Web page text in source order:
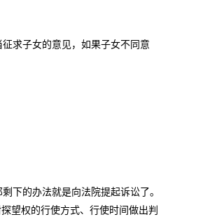
求子女的意见，如果子女不同意
的办法就是向法院提起诉讼了。
望权的行使方式、行使时间做出判